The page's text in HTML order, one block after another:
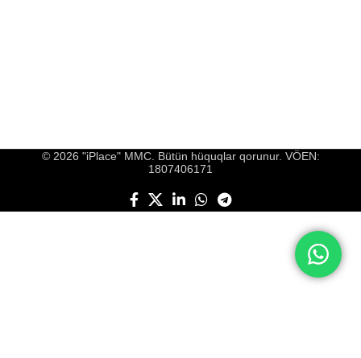
© 2026 "iPlace" MMC. Bütün hüquqlar qorunur. VÖEN:
1807406171